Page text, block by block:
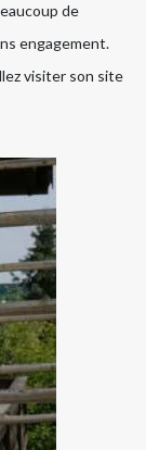
de
engagement.
visiter son site